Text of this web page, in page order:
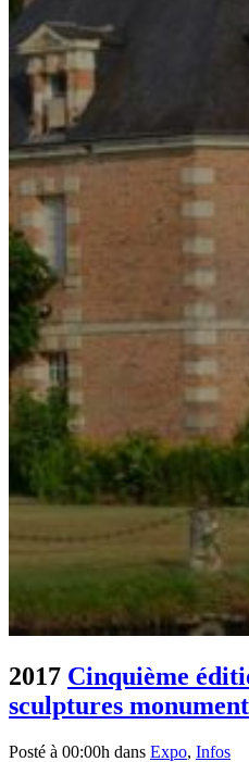
2017 Cinquième
sculptures
Posté à 00:00h dans Expo, Infos